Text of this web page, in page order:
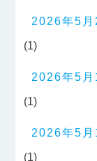
2026年5月
(1)
2026年5月
(1)
2026年5月
(1)